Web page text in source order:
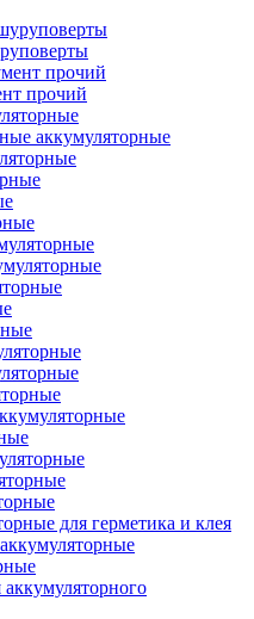
прочий
аккумуляторные
для герметика и клея